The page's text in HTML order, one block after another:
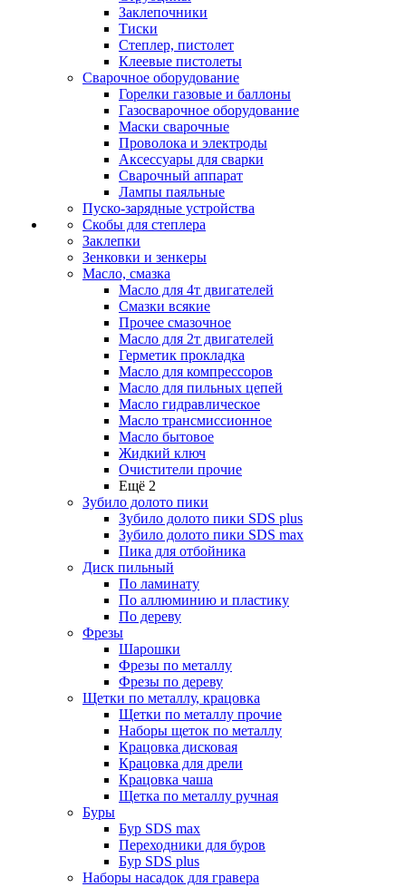
Заклепочники
Тиски
Степлер, пистолет
Клеевые пистолеты
Сварочное оборудование
Горелки газовые и баллоны
Газосварочное оборудование
Маски сварочные
Проволока и электроды
Аксессуары для сварки
Сварочный аппарат
Лампы паяльные
Пуско-зарядные устройства
Скобы для степлера
Заклепки
Зенковки и зенкеры
Масло, смазка
Масло для 4т двигателей
Смазки всякие
Прочее смазочное
Масло для 2т двигателей
Герметик прокладка
Масло для компрессоров
Масло для пильных цепей
Масло гидравлическое
Масло трансмиссионное
Масло бытовое
Жидкий ключ
Очистители прочие
Ещё 2
Зубило долото пики
Зубило долото пики SDS plus
Зубило долото пики SDS max
Пика для отбойника
Диск пильный
По ламинату
По аллюминию и пластику
По дереву
Фрезы
Шарошки
Фрезы по металлу
Фрезы по дереву
Щетки по металлу, крацовка
Щетки по металлу прочие
Наборы щеток по металлу
Крацовка дисковая
Крацовка для дрели
Крацовка чаша
Щетка по металлу ручная
Буры
Бур SDS max
Переходники для буров
Бур SDS plus
Наборы насадок для гравера